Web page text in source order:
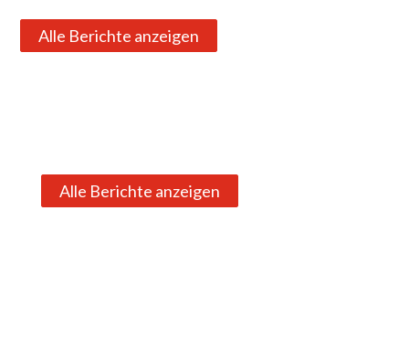
Alle Berichte anzeigen
Alle Berichte anzeigen